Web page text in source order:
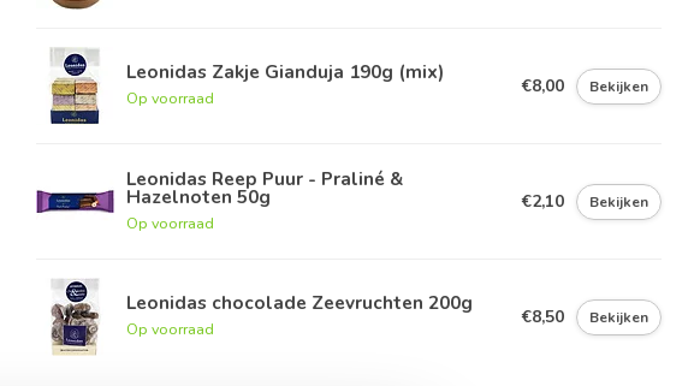
Leonidas Zakje Gianduja 190g (mix)
Op voorraad
€8,00 Bekijken
Leonidas Reep Puur - Praliné &
Hazelnoten 50g
Op voorraad
€2,10 Bekijken
Leonidas chocolade Zeevruchten 200g
Op voorraad
€8,50 Bekijken